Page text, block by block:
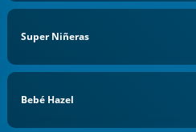
Super Niñeras
Bebé Hazel